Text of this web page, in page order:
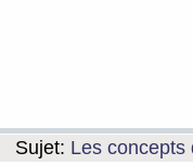
Sujet: Les concepts